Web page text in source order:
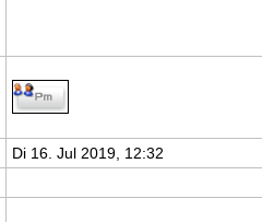
Di 16. Jul 2019, 12:32